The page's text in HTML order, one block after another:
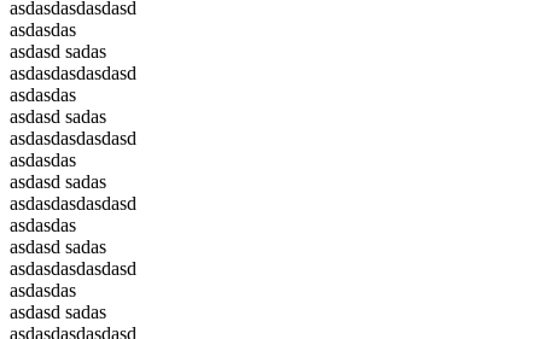
asdasdasdasdasd
asdasdas
asdasd sadas
asdasdasdasdasd
asdasdas
asdasd sadas
asdasdasdasdasd
asdasdas
asdasd sadas
asdasdasdasdasd
asdasdas
asdasd sadas
asdasdasdasdasd
asdasdas
asdasd sadas
asdasdasdasdasd